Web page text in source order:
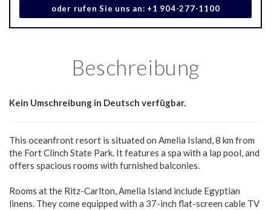
oder rufen Sie uns an: +1 904-277-1100
Beschreibung
Kein Umschreibung in Deutsch verfügbar.
This oceanfront resort is situated on Amelia Island, 8 km from
the Fort Clinch State Park. It features a spa with a lap pool, and
offers spacious rooms with furnished balconies.
Rooms at the Ritz-Carlton, Amelia Island include Egyptian
linens. They come equipped with a 37-inch flat-screen cable TV